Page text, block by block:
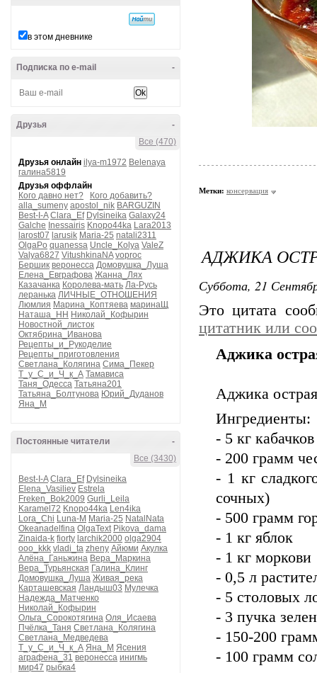
в этом дневнике
-
Подписка по e-mail
-
Друзья
Все (470)
Друзья онлайн ilya-m1972 Belenaya
галина5819
Друзья оффлайн
Кого давно нет?
Кого добавить?
alla_sumeny apostol_nik BARGUZIN
Best-I-A Clara_Ef Dylsineika Galaxy24
Galche Inessairis Knopo44ka Lara2013
larost07 larusik Maria-25 natali2311
OlgaPo quanessa Uncle_Kolya ValeZ
Valya6827 VitushkinaNA voproc
Бершик веронесса Домовушка_Луша
Елена_Евграфова Жанна_Лях
Казачанка Королева-мать Ла-Русь
леранька ЛИЧНЫЕ_ОТНОШЕНИЯ
Люмлия Марина_Коптяева маринаЩ
Наташа_НН Николай_Кофырин
Новостной_листок
Октябрина_Иванова
Рецепты_и_Рукоделие
Рецепты_приготовления
Светлана_Колягина Сима_Пекер
Т_у_С_и_Ч_к_А Тамависа
Таня_Одесса Татьяна201
Татьяна_Болтунова Юрий_Дуданов
Яна_М
-
Постоянные читатели
Все (3430)
Best-I-A Clara_Ef Dylsineika
Elena_Vasiliev Estrela
Freken_Bok2009 Gurli_Leila
Karamel72 Knopo44ka Len4ika
Lora_Chi Luna-M Maria-25 NatalNata
Okeanadelfina OlgaText Pikova_dama
Zinaida-k fiorty larchik2000 olga2904
ooo_kkk vladi_ta zheny Айюми Акулка
Алёна_Ганьжина Вера_Маркина
Вера_Турьянская Галина_Клинг
Домовушка_Луша Живая_река
Карташевская Ландыш03 Мулечка
Надежда_Матченко
Николай_Кофырин
Ольга_Сорокотягина Оля_Исаева
Пчёлка_Таня Светлана_Колягина
Светлана_Медведева
Т_у_С_и_Ч_к_А Яна_М Ясения
аграфена_31 веронесса инигмь
мир47 рыбка4
Метки: консервация
АДЖИКА
Суббота, 21
Это цитата
цитатник или
Аджика
Аджика
Ингредиенты:
- 5 кг кабачков
- 200 грамм
- 1 кг
сочных)
- 500 грамм
- 1 кг яблок
- 1 кг моркови
- 0,5 л
- 5 столовых
- 3 пучка
- 150-200
- 100 грамм